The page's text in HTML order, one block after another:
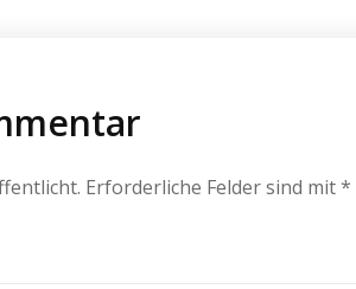
Erforderliche Felder sind mit*